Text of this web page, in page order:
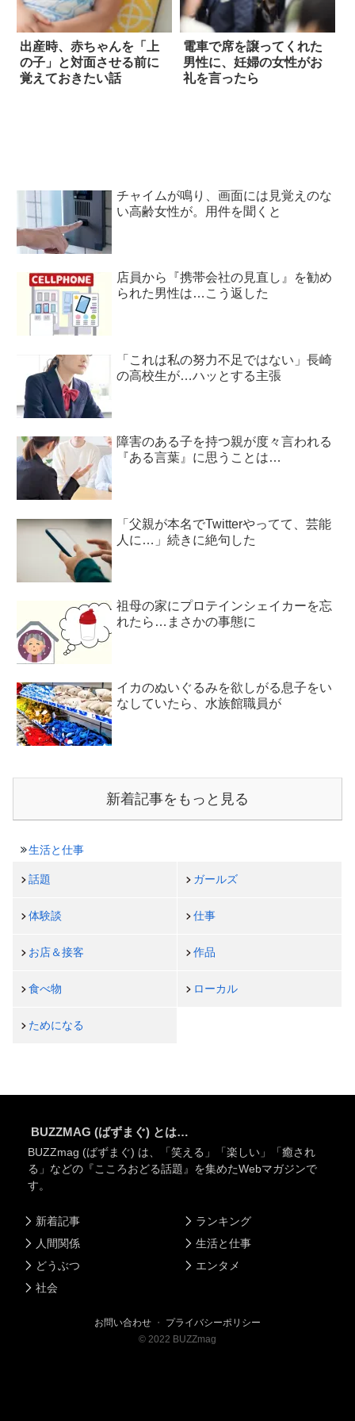
出産時、赤ちゃんを「上
の子」と対面させる前に
覚えておきたい話
電車で席を譲ってくれた
男性に、妊婦の女性がお
礼を言ったら
チャイムが鳴り、画面には見覚えのな
い高齢女性が。用件を聞くと
店員から『携帯会社の見直し』を勧め
られた男性は…こう返した
「これは私の努力不足ではない」長崎
の高校生が…ハッとする主張
障害のある子を持つ親が度々言われる
『ある言葉』に思うことは…
「父親が本名でTwitterやってて、芸能
人に…」続きに絶句した
祖母の家にプロテインシェイカーを忘
れたら…まさかの事態に
イカのぬいぐるみを欲しがる息子をい
なしていたら、水族館職員が
新着記事をもっと見る
生活と仕事
話題 ガールズ
体験談 仕事
お店＆接客 作品
食べ物 ローカル
ためになる
BUZZMAG (ばずまぐ) とは…
BUZZmag (ばずまぐ) は、「笑える」「楽しい」「癒され
る」などの『こころおどる話題』を集めたWebマガジンで
す。
新着記事
人間関係
どうぶつ
社会
ランキング
生活と仕事
エンタメ
お問い合わせ ・ プライバシーポリシー
© 2022 BUZZmag